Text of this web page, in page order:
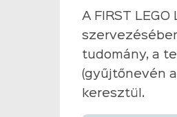
A FIRST
tudomány, a
(gyűjtőnevén
keresztül.